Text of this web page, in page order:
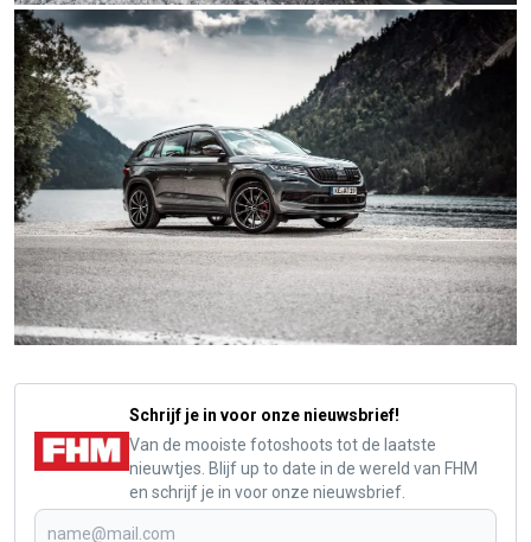
Schrijf je in voor onze nieuwsbrief!
Van de mooiste fotoshoots tot de laatste
nieuwtjes. Blijf up to date in de wereld van FHM
en schrijf je in voor onze nieuwsbrief.